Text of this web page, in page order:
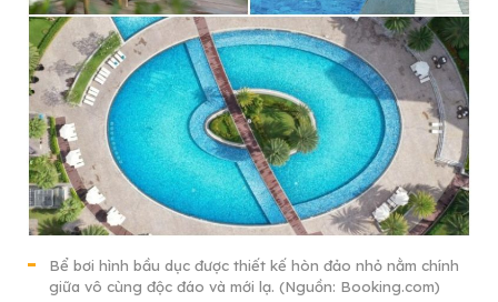
Bể bơi hình bầu dục được thiết kế hòn đảo nhỏ nằm chính
giữa vô cùng độc đáo và mới lạ. (Nguồn: Booking.com)